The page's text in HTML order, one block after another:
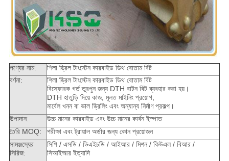
পণ্যের নাম:
শিলা ড্রিল টাংস্টেন কারবাইড ডিথ বোতাম বিট
বর্ণনা:
শিলা ড্রিল টাংস্টেন কারবাইড ডিথ বোতাম বিট
বিস্ফোরক গর্ত তুরপুন জন্য DTH বাটন বিট ব্যবহার করা হয়।
DTH হাতুড়ি দিয়ে কাজ, মূলত মাইনিং প্রয়োগ,
মার্বেল খনন বা ভাল ড্রিলিং এবং অন্যান্য নির্মাণ প্রকল্প।
উপাদান:
উচ্চ মানের কারবাইড এবং উচ্চ মানের কার্বন ইস্পাত
তৈরি MOQ:
পরীক্ষা এবং ট্রায়াল অর্ডার জন্য কোন প্রয়োজন
সামঞ্জস্যের
সিরিজ:
সিপি / এসডি / ডিএইচডি / আইআর / মিশন / কিউএল / বিআর /
সিআইআর ইত্যাদি